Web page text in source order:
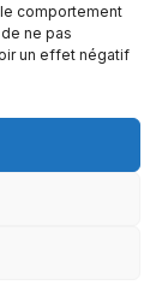
comportement
ne pas
un effet négatif
Ideas